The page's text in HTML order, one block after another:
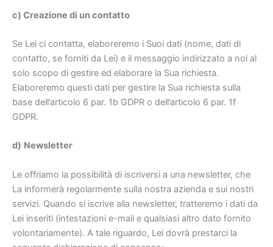
c) Creazione di un contatto
Se Lei ci contatta, elaboreremo i Suoi dati (nome, dati di
contatto, se forniti da Lei) e il messaggio indirizzato a noi al
solo scopo di gestire ed elaborare la Sua richiesta.
Elaboreremo questi dati per gestire la Sua richiesta sulla
base dell’articolo 6 par. 1b GDPR o dell’articolo 6 par. 1f
GDPR.
d) Newsletter
Le offriamo la possibilità di iscriversi a una newsletter, che
La informerà regolarmente sulla nostra azienda e sui nostri
servizi. Quando si iscrive alla newsletter, tratteremo i dati da
Lei inseriti (intestazioni e-mail e qualsiasi altro dato fornito
volontariamente). A tale riguardo, Lei dovrà prestarci la